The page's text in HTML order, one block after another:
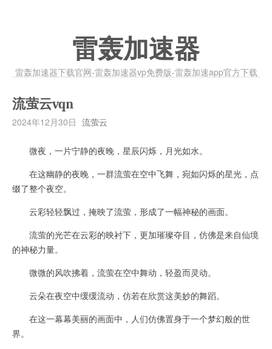
雷轰加速器
雷轰加速器下载官网-雷轰加速器vp免费版-雷轰加速app官方下载
流萤云vqn
2024年12月30日 流萤云
微夜，一片宁静的夜晚，星辰闪烁，月光如水。
在这幽静的夜晚，一群流萤在空中飞舞，宛如闪烁的星光，点
缀了整个夜空。
云彩轻轻飘过，掩映了流萤，形成了一幅神秘的画面。
流萤的光芒在云彩的映衬下，更加璀璨夺目，仿佛是来自仙境
的神秘力量。
微微的风吹拂着，流萤在空中舞动，轻盈而灵动。
云朵在夜空中缓缓流动，仿若在欣赏这美妙的舞蹈。
在这一幕幕美丽的画面中，人们仿佛置身于一个梦幻般的世
界。